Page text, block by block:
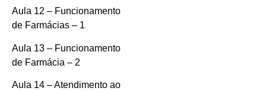
Aula 12 – Funcionamento
de Farmácias – 1
Aula 13 – Funcionamento
de Farmácia – 2
Aula 14 – Atendimento ao